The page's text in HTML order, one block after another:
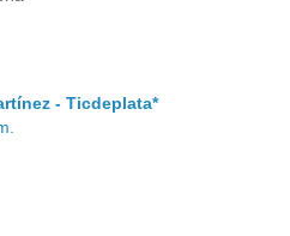
- Ticdeplata*